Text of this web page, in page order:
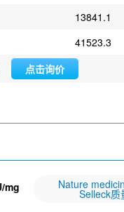
13841.1
41523.3
点击询价
mg Nature
Selleck质